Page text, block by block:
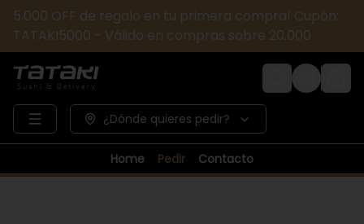
5.000 OFF de regalo en tu primera compra! Cupón:
TATAKI5000 - Válido en compras sobre 20.000
Login
¿Dónde quieres pedir?
Home Pedir Contacto